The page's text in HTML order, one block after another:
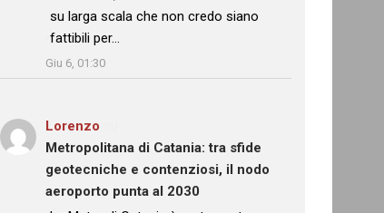
su larga scala che non credo siano
fattibili per…
Giu 6, 01:30
Lorenzo
Metropolitana di Catania: tra sfide
geotecniche e contenziosi, il nodo
aeroporto punta al 2030